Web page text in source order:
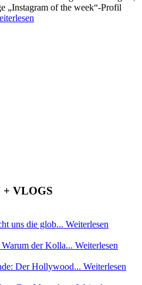
„Instagram of the week“-Profil
VLOGS
uns die glob... Weiterlesen
der Kolla... Weiterlesen
Der Hollywood... Weiterlesen